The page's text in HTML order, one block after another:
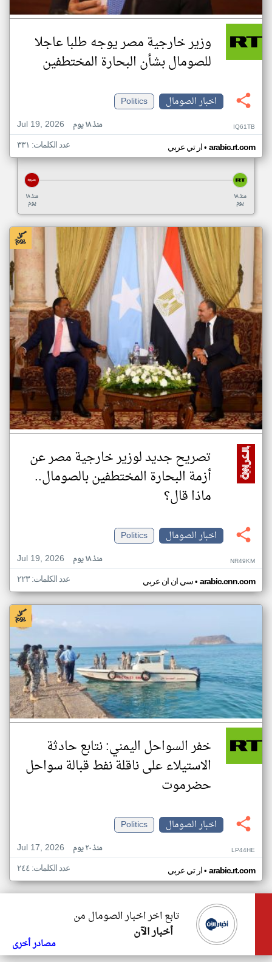
وزير خارجية مصر يوجه طلبا عاجلا
للصومال بشأن البحارة المختطفين
اخبار الصومال
Politics
Jul 19, 2026
منذ ١٨ يوم IQ61TB
ار تي عربي• arabic.rt.com عدد الكلمات: ٣٣١
منذ ١٨
يوم
منذ ١٨
يوم
تصريح جديد لوزير خارجية مصر عن
أزمة البحارة المختطفين بالصومال..
ماذا قال؟
اخبار الصومال
Politics
Jul 19, 2026
منذ ١٨ يوم NR49KM
سي ان ان عربي• arabic.cnn.com عدد الكلمات: ٢٢٣
خفر السواحل اليمني: نتابع حادثة
الاستيلاء على ناقلة نفط قبالة سواحل
حضرموت
اخبار الصومال
Politics
Jul 17, 2026
منذ ٢٠ يوم LP44HE
ار تي عربي• arabic.rt.com عدد الكلمات: ٢٤٤
تابع اخر اخبار الصومال من
أخبار الآن
مصادر أخرى